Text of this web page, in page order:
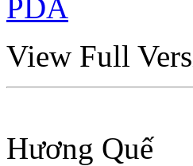
PDA
View Full
Hương Quế